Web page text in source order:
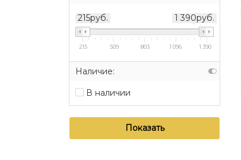
215руб. 1 390руб.
215 509 803 1 096 1 390
Наличие:
В наличии
Показать